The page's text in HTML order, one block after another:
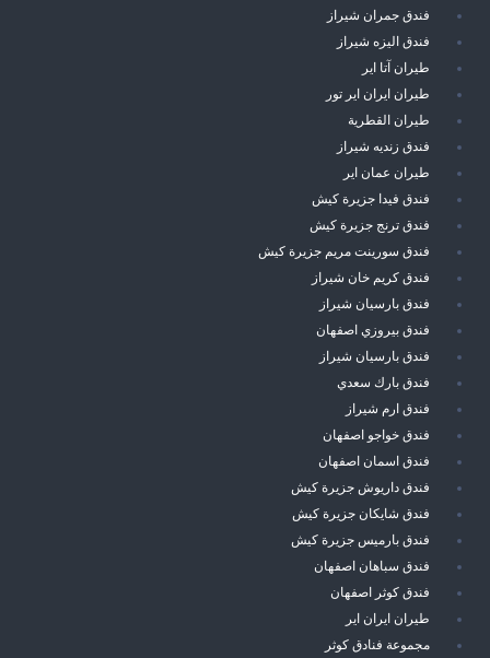
فندق جمران شيراز
فندق اليزه شيراز
طيران آتا اير
طيران ايران اير تور
طيران القطرية
فندق زنديه شيراز
طيران عمان اير
فندق فيدا جزيرة كيش
فندق ترنج جزيرة كيش
فندق سورينت مريم جزيرة كيش
فندق كريم خان شيراز
فندق بارسيان شيراز
فندق بيروزي اصفهان
فندق بارسيان شيراز
فندق بارك سعدي
فندق ارم شيراز
فندق خواجو اصفهان
فندق اسمان اصفهان
فندق داريوش جزيرة كيش
فندق شايكان جزيرة كيش
فندق بارميس جزيرة كيش
فندق سباهان اصفهان
فندق كوثر اصفهان
طيران ايران اير
مجموعة فنادق كوثر